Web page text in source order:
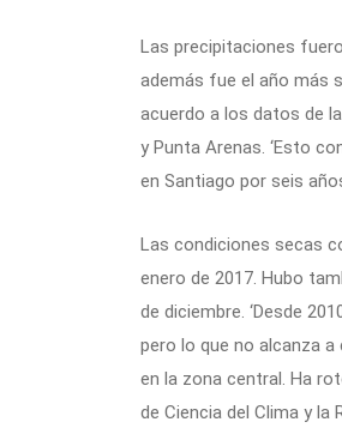
Las precipitaciones
además fue el año más
acuerdo a los datos de
y Punta Arenas. ‘Esto
en Santiago por seis
Las condiciones secas
enero de 2017. Hubo
de diciembre. ‘Desde
pero lo que no alcanza
en la zona central. Ha
de Ciencia del Clima y la